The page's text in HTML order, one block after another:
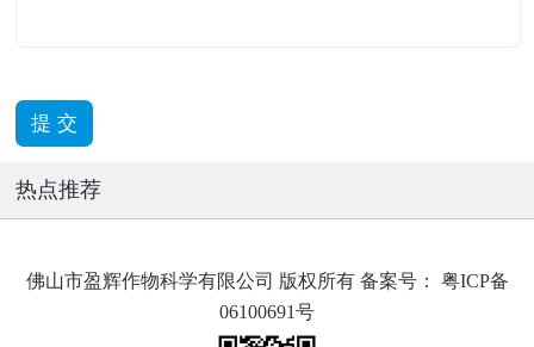
热点推荐
佛山市盈辉作物科学有限公司 版权所有 备案号： 粤ICP备
06100691号